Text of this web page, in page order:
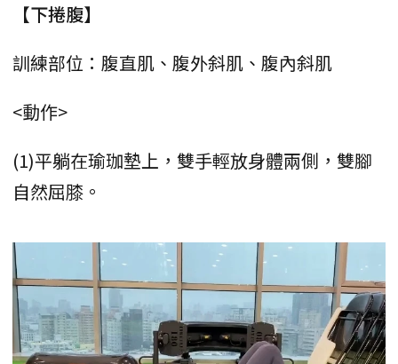
【下捲腹】
訓練部位：腹直肌、腹外斜肌、腹內斜肌
<動作>
(1)平躺在瑜珈墊上，雙手輕放身體兩側，雙腳
自然屈膝。